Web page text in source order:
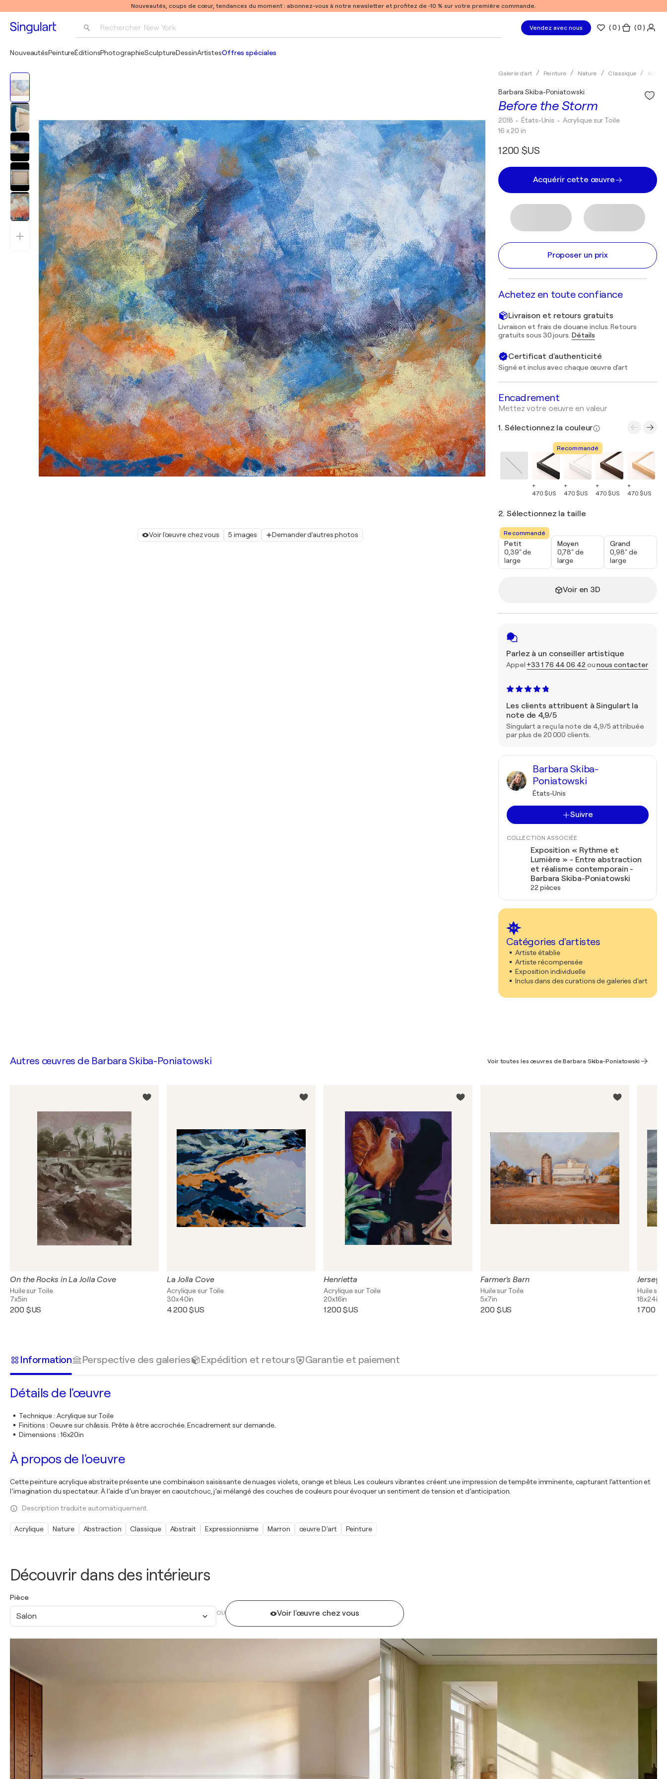
Nouveautés, coups de cœur, tendances du moment : abonnez-vous à notre newsletter et profitez de -10 % sur votre première commande.
Rechercher New York Vendez avec nous (0 ) ( 0 )
NouveautésPeintureÉditionsPhotographieSculptureDessinArtistesOffres spéciales
Voir l'œuvre chez vous 5 images Demander d'autres photos
Galerie d'art Peinture Nature Classique
Before the Storm
Barbara Skiba-Poniatowski
2018 • États-Unis • Acrylique sur Toile
16 x 20 in
1 200 $US
Acquérir cette œuvre
Proposer un prix
Achetez en toute confiance
Livraison et retours gratuits
Livraison et frais de douane inclus. Retours
gratuits sous 30 jours. Détails
Certificat d'authenticité
Signé et inclus avec chaque œuvre d'art
Encadrement
Mettez votre oeuvre en valeur
1. Sélectionnez la couleur
+
470 $US
Recommandé
+
470 $US
+
470 $US
+
470 $US
2. Sélectionnez la taille
Recommandé
Petit
0,39" de
large
Moyen
0,78" de
large
Grand
0,98" de
large
Voir en 3D
Parlez à un conseiller artistique
Appel +33 1 76 44 06 42 ounous contacter
Les clients attribuent à Singulart la
note de 4,9/5
Singulart a reçu la note de 4,9/5 attribuée
par plus de 20 000 clients.
Barbara Skiba-
Poniatowski
États-Unis
Suivre
COLLECTION ASSOCIÉE
Exposition « Rythme et
Lumière » - Entre abstraction
et réalisme contemporain -
Barbara Skiba-Poniatowski
22 pièces
Catégories d'artistes
Artiste établie
Artiste récompensée
Exposition individuelle
Inclus dans des curations de galeries d'art
Découvrir dans des intérieurs
Pièce
Salon OU Voir l'œuvre chez vous
Autres œuvres de Barbara Skiba-Poniatowski Voir toutes les œuvres de Barbara Skiba-Poniatowski
On the Rocks in La Jolla Cove
Huile sur Toile
7x5in
200 $US
La Jolla Cove
Acrylique sur Toile
30x40in
4 200 $US
Henrietta
Acrylique sur Toile
20x16in
1 200 $US
Farmer's Barn
Huile sur Toile
5x7in
200 $US
Jersey
Huile sur
18x24in
1 700
Information Perspective des galeries Expédition et retours Garantie et paiement
Détails de l'œuvre
Technique: Acrylique sur Toile
Finitions : Oeuvre sur châssis. Prête à être accrochée. Encadrement sur demande.
Dimensions : 16x20in
À propos de l'oeuvre
Cette peinture acrylique abstraite présente une combinaison saisissante de nuages violets, orange et bleus. Les couleurs vibrantes créent une impression de tempête imminente, capturant l’attention et
l’imagination du spectateur. À l’aide d’un brayer en caoutchouc, j’ai mélangé des couches de couleurs pour évoquer un sentiment de tension et d’anticipation.
Description traduite automatiquement.
Acrylique Nature Abstraction Classique Abstrait Expressionnisme Marron œuvre D'art Peinture